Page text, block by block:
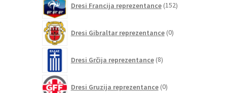
Dresi Francija reprezentance 152izdelkov
Dresi Gibraltar reprezentance 0izdelkov
Dresi Grčija reprezentance 8izdelkov
Dresi Gruzija reprezentance 0izdelkov